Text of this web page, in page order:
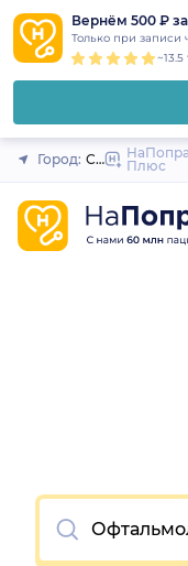
Вернём 500 ₽
Только при
~13.5
Город: Санкт-Плюс
Очистить